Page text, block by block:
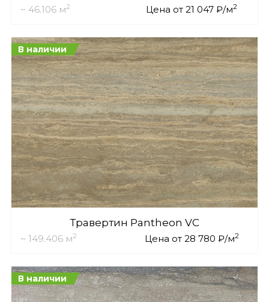
~ 46.106 м2 Цена от 21 047 ₽/м2
В наличии
Травертин Pantheon VC
~ 149.406 м2 Цена от 28 780 ₽/м2
В наличии